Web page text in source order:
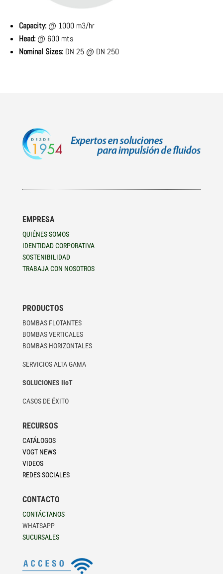
Capacity: @ 1000 m3/hr
Head: @ 600 mts
Nominal Sizes: DN 25 @ DN 250
EMPRESA
QUIÉNES SOMOS
IDENTIDAD CORPORATIVA
SOSTENIBILIDAD
TRABAJA CON NOSOTROS
PRODUCTOS
BOMBAS FLOTANTES
BOMBAS VERTICALES
BOMBAS HORIZONTALES
SERVICIOS ALTA GAMA
SOLUCIONES IIoT
CASOS DE ÉXITO
RECURSOS
CATÁLOGOS
VOGT NEWS
VIDEOS
REDES SOCIALES
CONTACTO
CONTÁCTANOS
WHATSAPP
SUCURSALES